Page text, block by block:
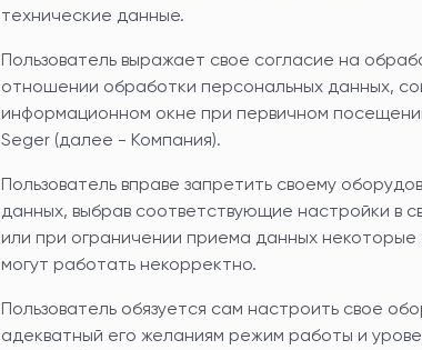
технические данные.
Пользователь выражает свое согласие на
отношении обработки персональных данных,
информационном окне при первичном
Seger (далее - Компания).
Пользователь вправе запретить своему
данных, выбрав соответствующие настройки в
или при ограничении приема данных некоторые
могут работать некорректно.
Пользователь обязуется сам настроить свое
адекватный его желаниям режим работы и